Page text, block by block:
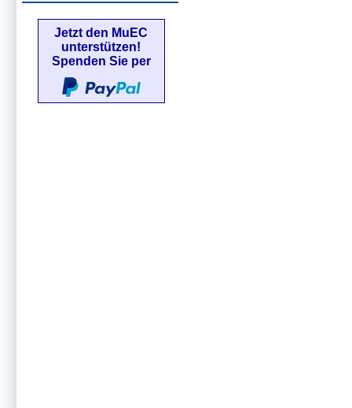
Jetzt den MuEC
unterstützen!
Spenden Sie per